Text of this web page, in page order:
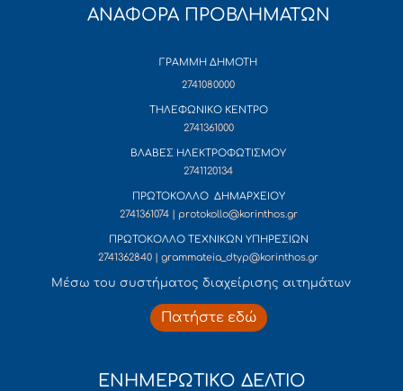
ΑΝΑΦΟΡΑ ΠΡΟΒΛΗΜΑΤΩΝ
ΓΡΑΜΜΗ ΔΗΜΟΤΗ
2741080000
ΤΗΛΕΦΩΝΙΚΟ ΚΕΝΤΡΟ
2741361000
ΒΛΑΒΕΣ ΗΛΕΚΤΡΟΦΩΤΙΣΜΟΥ
2741120134
ΠΡΩΤΟΚΟΛΛΟ ΔΗΜΑΡΧΕΙΟΥ
2741361074 | protokollo@korinthos.gr
ΠΡΩΤΟΚΟΛΛΟ ΤΕΧΝΙΚΩΝ ΥΠΗΡΕΣΙΩΝ
2741362840 | grammateia_dtyp@korinthos.gr
Mέσω του συστήματος διαχείρισης αιτημάτων
Πατήστε εδώ
ΕΝΗΜΕΡΩΤΙΚΟ ΔΕΛΤΙΟ